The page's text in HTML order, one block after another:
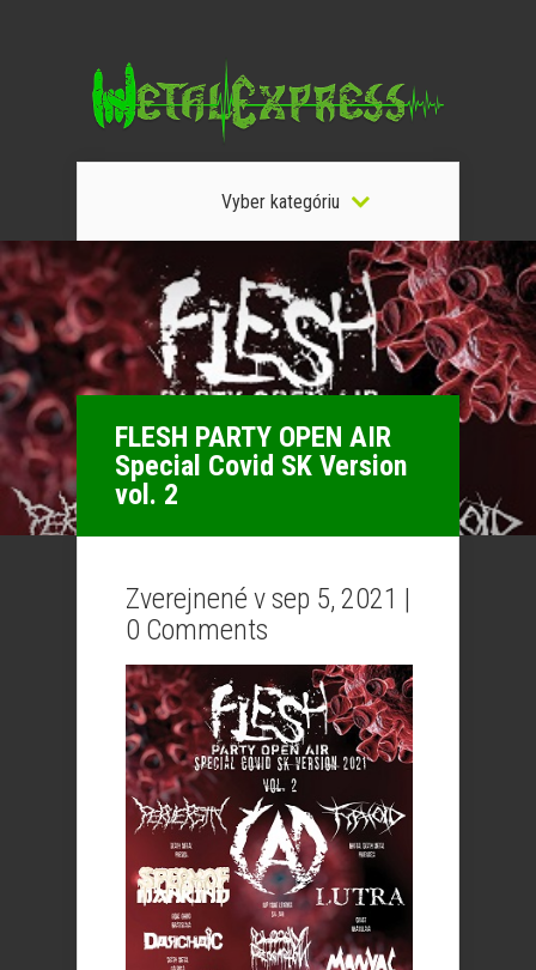
Vyber kategóriu
FLESH PARTY OPEN AIR
Special Covid SK Version
vol. 2
Zverejnené v sep 5, 2021 |
0 Comments